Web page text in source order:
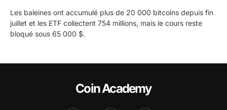
Les baleines ont accumulé plus de 20 000 bitcoins depuis fin
juillet et les ETF collectent 754 millions, mais le cours reste
bloqué sous 65 000 $.
Coin Academy